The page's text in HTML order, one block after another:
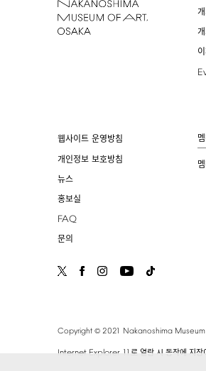
웹사이트 운영방침
개인정보 보호방침
뉴스
홍보실
FAQ
문의
Copyright© 2021 Nakanoshima Museum
Internet Explorer 11 로 열람 시 동작에 지장